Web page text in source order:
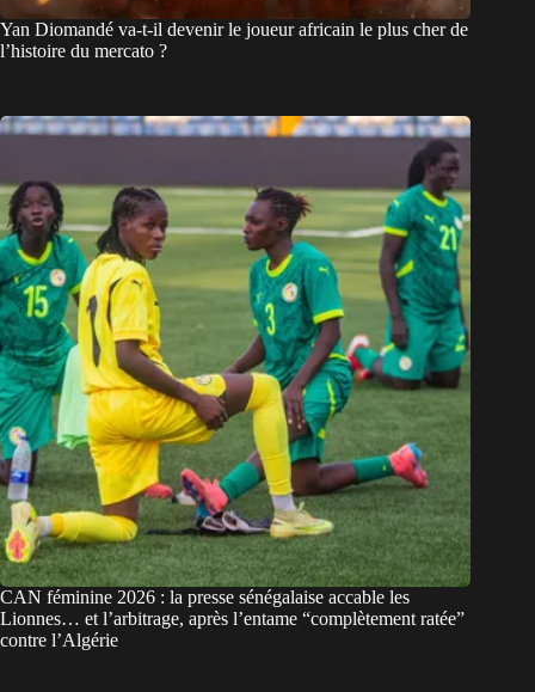
Yan Diomandé va-t-il devenir le joueur africain le plus cher de
l’histoire du mercato ?
CAN féminine 2026 : la presse sénégalaise accable les
Lionnes… et l’arbitrage, après l’entame “complètement ratée”
contre l’Algérie